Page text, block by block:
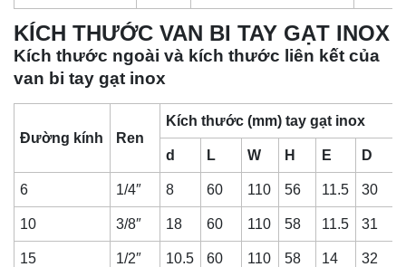
KÍCH THƯỚC VAN BI TAY GẠT INOX
Kích thước ngoài và kích thước liên kết của
van bi tay gạt inox
Đường kính Ren
Kích thước (mm) tay gạt inox
d L W H E D
6 1/4″ 8 60 110 56 11.5 30
10 3/8″ 18 60 110 58 11.5 31
15 1/2″ 10.5 60 110 58 14 32